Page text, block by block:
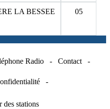
LA BESSEE 05
Radio - Contact -
-
des stations